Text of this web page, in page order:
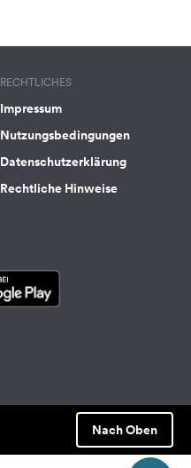
RECHTLICHES
Impressum
Nutzungsbedingungen
Datenschutzerklärung
Rechtliche Hinweise
Nach Oben